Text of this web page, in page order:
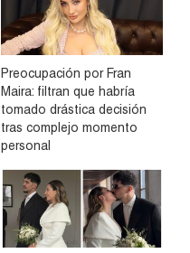
Preocupación por Fran
Maira: filtran que habría
tomado drástica decisión
tras complejo momento
personal